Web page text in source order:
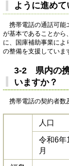
ように進めて
携帯電話の通話可能
が基本であることから
に、国庫補助事業によ
の整備を支援していま
3-2 県内の携
いますか？
携帯電話の契約者数
人口
令和6年
月